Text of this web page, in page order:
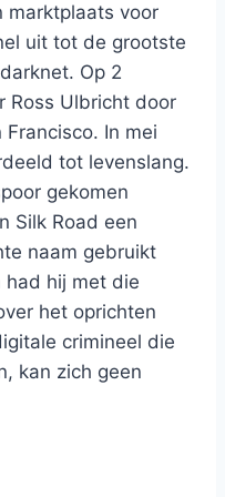
marktplaats voor
uit tot de grootste
Op 2
Ross Ulbricht door
In mei
tot levenslang.
gekomen
Silk Road een
naam gebruikt
had hij met die
het oprichten
crimineel die
kan zich geen